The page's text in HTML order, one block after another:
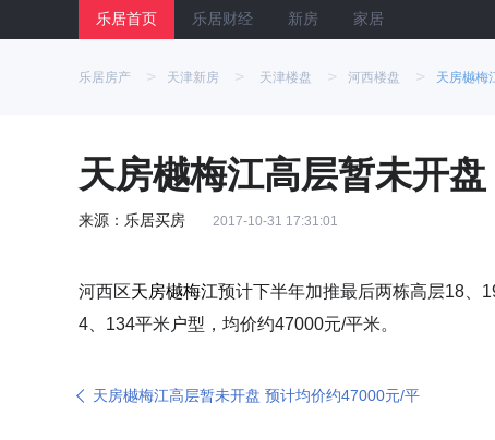
乐居首页 乐居财经 新房 家居
乐居房产 > 天津新房 > 天津楼盘 > 河西楼盘 > 天房樾梅
天房樾梅江高层暂未开
来源：乐居买房 2017-10-31 17:31:01
河西区天房樾梅江预计下半年加推最后两栋高层18、
4、134平米户型，均价约47000元/平米。
天房樾梅江高层暂未开盘 预计均价约47000元/平